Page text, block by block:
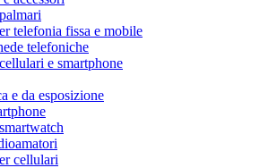
telefonia fissa e mobile
telefoniche
e smartphone
e da esposizione
cellulari